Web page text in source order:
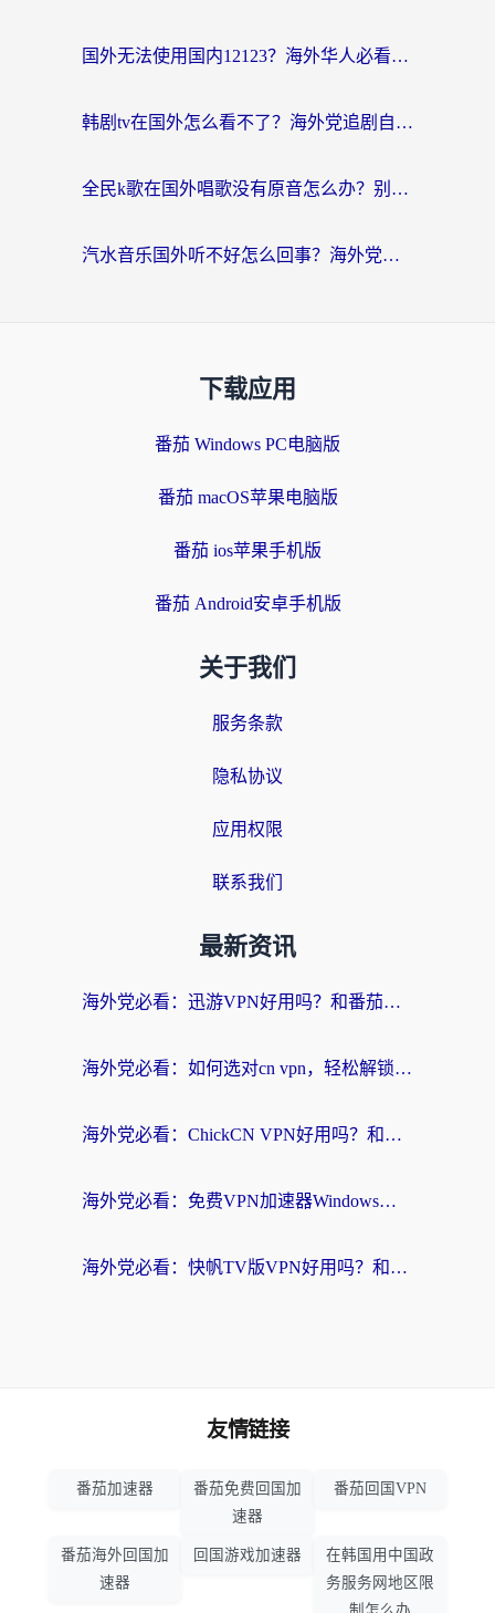
国外无法使用国内12123？海外华人必看：选对回国加速器，解决迪拜语音+12123访问难题
韩剧tv在国外怎么看不了？海外党追剧自由的终极解决方案来了
全民k歌在国外唱歌没有原音怎么办？别让地域限制毁了你的麦霸时刻
汽水音乐国外听不好怎么回事？海外党亲测有效的回国加速方案来了
下载应用
番茄 Windows PC电脑版
番茄 macOS苹果电脑版
番茄 ios苹果手机版
番茄 Android安卓手机版
关于我们
服务条款
隐私协议
应用权限
联系我们
最新资讯
海外党必看：迅游VPN好用吗？和番茄加速器VPN对比哪个回国效果更好？
海外党必看：如何选对cn vpn，轻松解锁国内影音游戏？
海外党必看：ChickCN VPN好用吗？和星河VPN对比哪个回国效果更好？附真实体验+避坑指南
海外党必看：免费VPN加速器Windows版怎么选？附真实测评与无缝访问国内资源指南
海外党必看：快帆TV版VPN好用吗？和hi龟龟VPN对比哪个回国效果更好？附免费加速器选择指南
友情链接
番茄加速器
番茄免费回国加
速器
番茄回国VPN
番茄海外回国加
速器
回国游戏加速器
在韩国用中国政
务服务网地区限